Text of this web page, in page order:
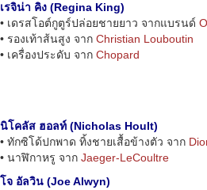
เรจิน่า คิง (Regina King)
• เดรสโอต์กูตูร์ปล่อยชายยาว จากแบรนด์
• รองเท้าส้นสูง จาก Christian Louboutin
• เครื่องประดับ จาก Chopard
นิโคลัส ฮอลท์ (Nicholas Hoult)
• ทักซิโด้ปกพาด ทิ้งชายเสื้อข้างตัว จาก
• นาฬิกาหรู จาก Jaeger-LeCoultre
โจ อัลวิน (Joe Alwyn)